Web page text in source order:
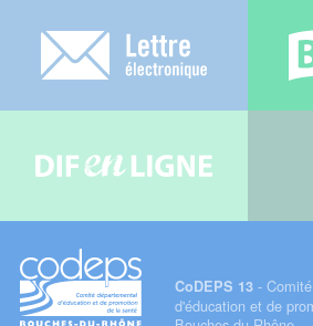
CoDEPS 13- Comité
d'éducation et de